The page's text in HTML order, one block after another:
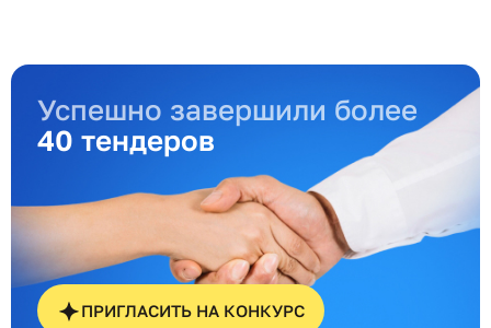
Успешно завершили более
40 тендеров
ПРИГЛАСИТЬ НА КОНКУРС